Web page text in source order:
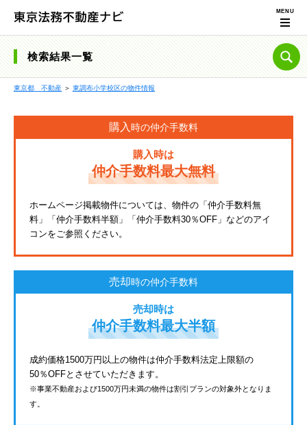
検索結果一覧
東京都 不動産 ＞ 東調布小学校区の物件情報
購入時の仲介手数料
購入時は
仲介手数料最大無料
ホームページ掲載物件については、物件の「仲介手数料無
料」「仲介手数料半額」「仲介手数料30％OFF」などのアイ
コンをご参照ください。
売却時の仲介手数料
売却時は
仲介手数料最大半額
成約価格1500万円以上の物件は仲介手数料法定上限額の
50％OFFとさせていただきます。
※事業不動産および1500万円未満の物件は割引プランの対象外となりま
す。